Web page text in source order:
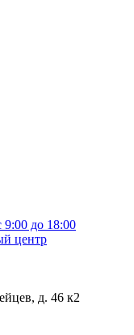
9:00 до 18:00
центр
д. 46 к2